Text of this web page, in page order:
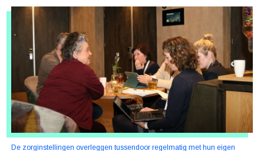
De zorginstellingen overleggen tussendoor regelmatig met hun eigen